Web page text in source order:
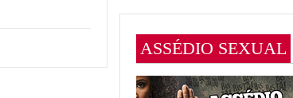
ASSÉDIO SEXUAL